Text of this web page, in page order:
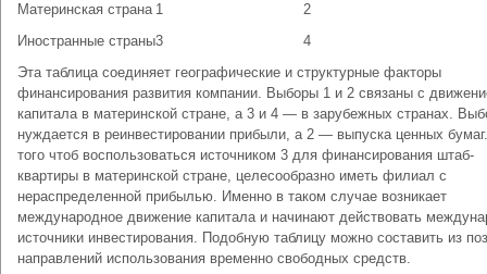
Материнская страна 1
2
Иностранные страны3
4
Эта таблица соединяет географические и структурные факторы
финансирования развития компании. Выборы 1 и 2 связаны с
капитала в материнской стране, а 3 и 4 — в зарубежных странах.
нуждается в реинвестировании прибыли, а 2 — выпуска ценных
того чтоб воспользоваться источником 3 для финансирования штаб-
квартиры в материнской стране, целесообразно иметь филиал с
нераспределенной прибылью. Именно в таком случае возникает
международное движение капитала и начинают действовать
источники инвестирования. Подобную таблицу можно составить из
направлений использования временно свободных средств.